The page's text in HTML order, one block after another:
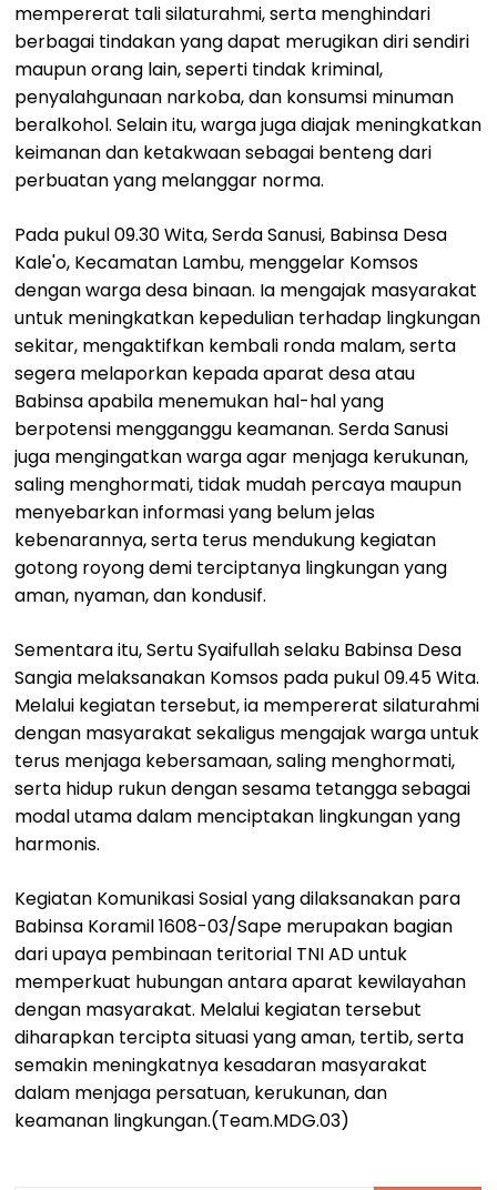
mempererat tali silaturahmi, serta menghindari
berbagai tindakan yang dapat merugikan diri sendiri
maupun orang lain, seperti tindak kriminal,
penyalahgunaan narkoba, dan konsumsi minuman
beralkohol. Selain itu, warga juga diajak meningkatkan
keimanan dan ketakwaan sebagai benteng dari
perbuatan yang melanggar norma.
Pada pukul 09.30 Wita, Serda Sanusi, Babinsa Desa
Kale'o, Kecamatan Lambu, menggelar Komsos
dengan warga desa binaan. Ia mengajak masyarakat
untuk meningkatkan kepedulian terhadap lingkungan
sekitar, mengaktifkan kembali ronda malam, serta
segera melaporkan kepada aparat desa atau
Babinsa apabila menemukan hal-hal yang
berpotensi mengganggu keamanan. Serda Sanusi
juga mengingatkan warga agar menjaga kerukunan,
saling menghormati, tidak mudah percaya maupun
menyebarkan informasi yang belum jelas
kebenarannya, serta terus mendukung kegiatan
gotong royong demi terciptanya lingkungan yang
aman, nyaman, dan kondusif.
Sementara itu, Sertu Syaifullah selaku Babinsa Desa
Sangia melaksanakan Komsos pada pukul 09.45 Wita.
Melalui kegiatan tersebut, ia mempererat silaturahmi
dengan masyarakat sekaligus mengajak warga untuk
terus menjaga kebersamaan, saling menghormati,
serta hidup rukun dengan sesama tetangga sebagai
modal utama dalam menciptakan lingkungan yang
harmonis.
Kegiatan Komunikasi Sosial yang dilaksanakan para
Babinsa Koramil 1608-03/Sape merupakan bagian
dari upaya pembinaan teritorial TNI AD untuk
memperkuat hubungan antara aparat kewilayahan
dengan masyarakat. Melalui kegiatan tersebut
diharapkan tercipta situasi yang aman, tertib, serta
semakin meningkatnya kesadaran masyarakat
dalam menjaga persatuan, kerukunan, dan
keamanan lingkungan.(Team.MDG.03)